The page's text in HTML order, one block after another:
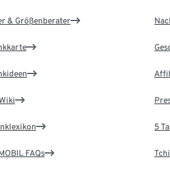
& Größenberater
FAQs
5